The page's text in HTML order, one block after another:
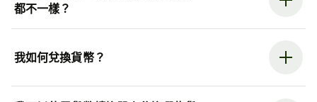
都不一樣？
我如何兌換貨幣？